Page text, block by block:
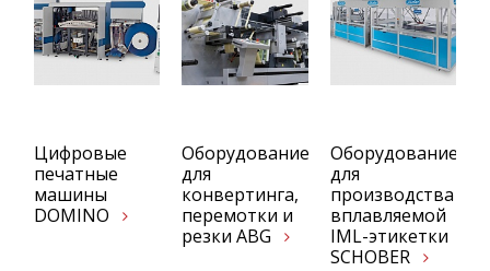
Цифровые
печатные
машины
DOMINO
Оборудование
для
конвертинга,
перемотки и
резки ABG
Оборудование
для
производства
вплавляемой
IML-этикетки
SCHOBER